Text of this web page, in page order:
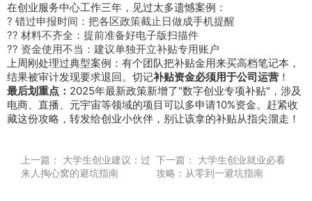
在创业服务中心工作三年，见过太多遗憾案例：
? 错过申报时间：把各区政策截止日做成手机提醒
?? 材料不齐全：提前准备好电子版扫描件
?? 资金使用不当：建议单独开立补贴专用账户
上周刚处理过典型案例：有个团队把补贴金用来买高档笔记本，
结果被审计发现要求退回。切记补贴资金必须用于公司运营 ！
最后划重点： 2025年最新政策新增了"数字创业专项补贴"，涉及
电商、直播、元宇宙等领域的项目可以多申请10%资金。赶紧收
藏这份攻略，转发给创业小伙伴，别让该拿的补贴从指尖溜走！
上一篇：
大学生创业建议：过
来人掏心窝的避坑指南
下一篇：
大学生创业就业必看
攻略：从零到一避坑指南